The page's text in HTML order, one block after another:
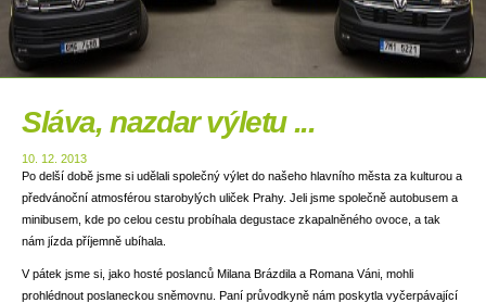
Sláva, nazdar výletu ...
10. 12. 2013
Po delší době jsme si udělali společný výlet do našeho hlavního města za kulturou a
předvánoční atmosférou starobylých uliček Prahy. Jeli jsme společně autobusem a
minibusem, kde po celou cestu probíhala degustace zkapalněného ovoce, a tak
nám jízda příjemně ubíhala.
V pátek jsme si, jako hosté poslanců Milana Brázdila a Romana Váni, mohli
prohlédnout poslaneckou sněmovnu. Paní průvodkyně nám poskytla vyčerpávající